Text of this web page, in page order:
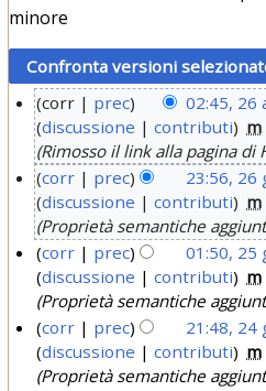
minore
a
o
2
corr prec 02:45, 26
discussione
contributi m
Rimosso il link alla pagina di
g
n
corr prec 23:56, 26
discussione
contributi m
Proprietà semantiche
g
corr prec 01:50, 25
discussione
contributi m
Proprietà semantiche
corr prec 21:48, 24
discussione
contributi m
Proprietà semantiche